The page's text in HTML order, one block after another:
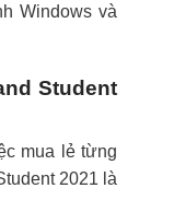
Windows và
Student
mua lẻ từng
2021 là